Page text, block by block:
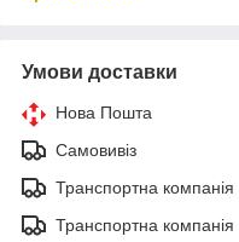
Умови доставки
Нова Пошта
Самовивіз
Транспортна компанія
Транспортна компанія